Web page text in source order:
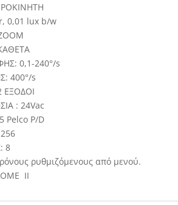
0,01 lux b/w
0,1-240°/s
400°/s
ΕΞΟΔΟI
: 24Vac
Pelco P/D
8
ρυθμιζόμενους από μενού.
IΙ